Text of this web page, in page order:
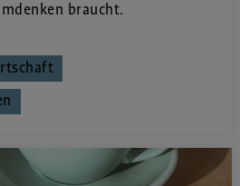
braucht.